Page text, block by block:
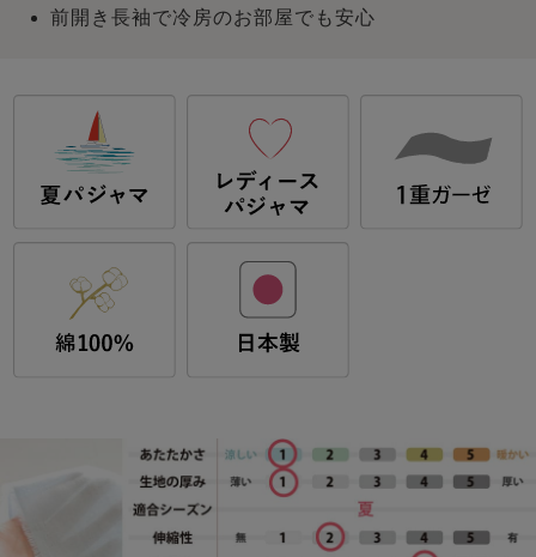
前開き長袖で冷房のお部屋でも安心